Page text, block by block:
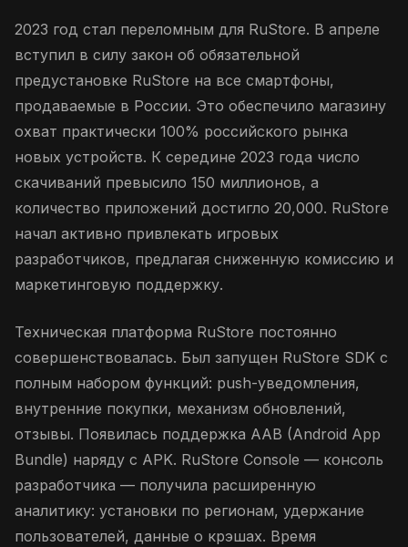
2023 год стал переломным для RuStore. В апреле
вступил в силу закон об обязательной
предустановке RuStore на все смартфоны,
продаваемые в России. Это обеспечило магазину
охват практически 100% российского рынка
новых устройств. К середине 2023 года число
скачиваний превысило 150 миллионов, а
количество приложений достигло 20,000. RuStore
начал активно привлекать игровых
разработчиков, предлагая сниженную комиссию и
маркетинговую поддержку.
Техническая платформа RuStore постоянно
совершенствовалась. Был запущен RuStore SDK с
полным набором функций: push-уведомления,
внутренние покупки, механизм обновлений,
отзывы. Появилась поддержка AAB (Android App
Bundle) наряду с APK. RuStore Console — консоль
разработчика — получила расширенную
аналитику: установки по регионам, удержание
пользователей, данные о крэшах. Время